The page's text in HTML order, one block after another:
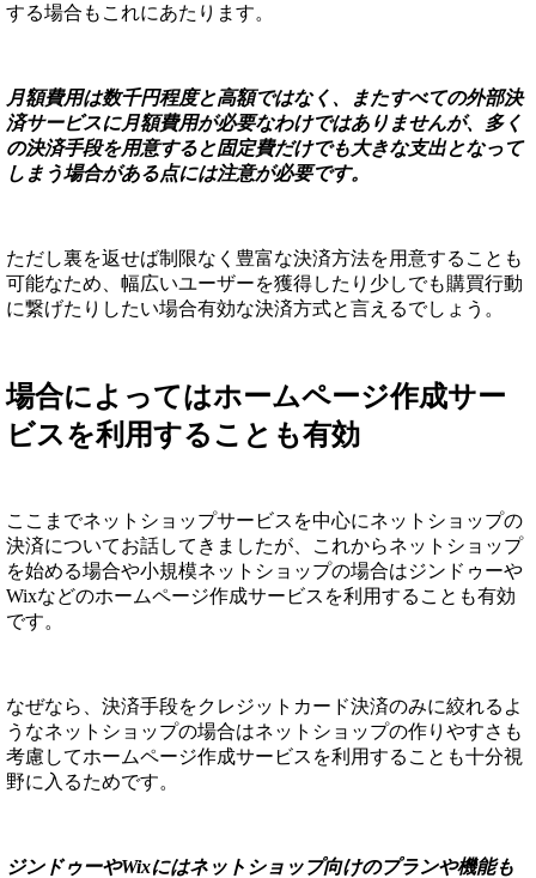
する場合もこれにあたります。
月額費用は数千円程度と高額ではなく、またすべての外部決
済サービスに月額費用が必要なわけではありませんが、多く
の決済手段を用意すると固定費だけでも大きな支出となって
しまう場合がある点には注意が必要です。
ただし裏を返せば制限なく豊富な決済方法を用意することも
可能なため、幅広いユーザーを獲得したり少しでも購買行動
に繋げたりしたい場合有効な決済方式と言えるでしょう。
場合によってはホームページ作成サー
ビスを利用することも有効
ここまでネットショップサービスを中心にネットショップの
決済についてお話してきましたが、これからネットショップ
を始める場合や小規模ネットショップの場合はジンドゥーや
Wixなどのホームページ作成サービスを利用することも有効
です。
なぜなら、決済手段をクレジットカード決済のみに絞れるよ
うなネットショップの場合はネットショップの作りやすさも
考慮してホームページ作成サービスを利用することも十分視
野に入るためです。
ジンドゥーやWixにはネットショップ向けのプランや機能も